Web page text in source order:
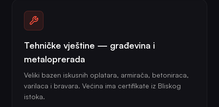
Tehničke vještine — građevina i
metaloprerada
Veliki bazen iskusnih oplatara, armirača, betoniraca,
varilaca i bravara. Većina ima certifikate iz Bliskog
istoka.